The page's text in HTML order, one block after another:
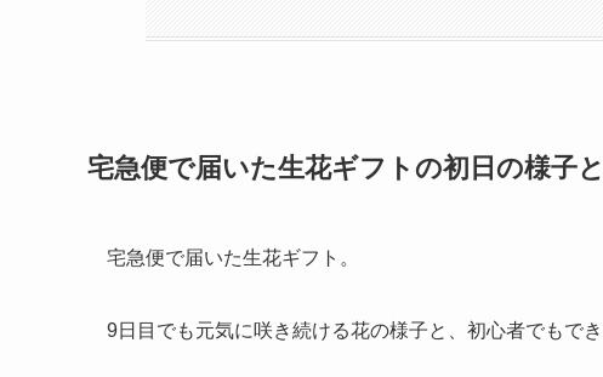
宅急便で届いた生花ギフトの初日の様子
宅急便で届いた生花ギフト。
9日目でも元気に咲き続ける花の様子と、初心者でもで